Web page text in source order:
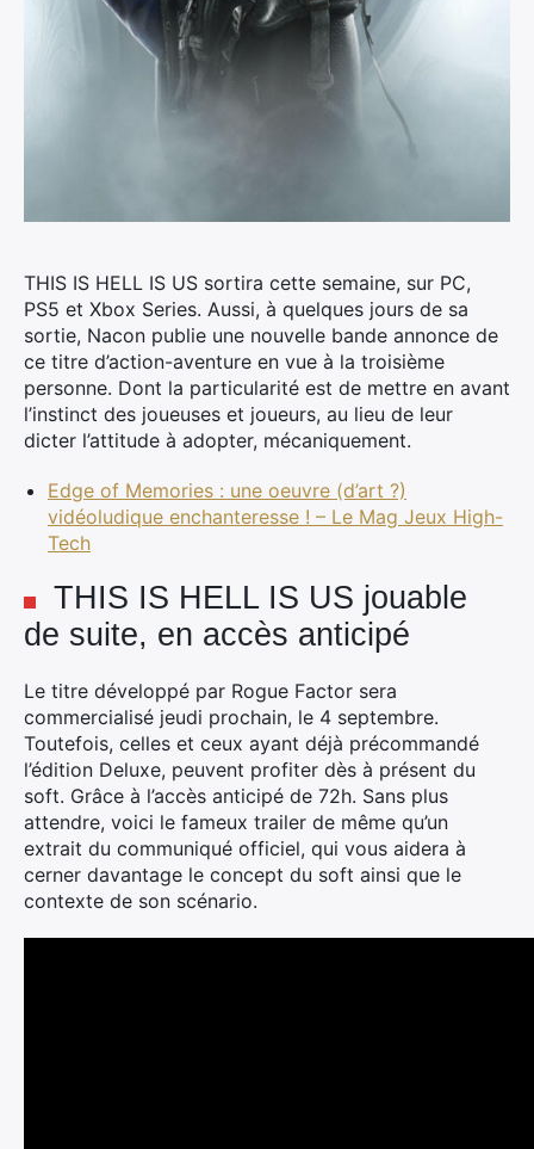
THIS IS HELL IS US sortira cette semaine, sur PC,
PS5 et Xbox Series. Aussi, à quelques jours de sa
sortie, Nacon publie une nouvelle bande annonce de
ce titre d’action-aventure en vue à la troisième
personne. Dont la particularité est de mettre en avant
l’instinct des joueuses et joueurs, au lieu de leur
dicter l’attitude à adopter, mécaniquement.
Edge of Memories : une oeuvre (d’art ?)
vidéoludique enchanteresse ! – Le Mag Jeux High-
Tech
THIS IS HELL IS US jouable
de suite, en accès anticipé
Le titre développé par Rogue Factor sera
commercialisé jeudi prochain, le 4 septembre.
Toutefois, celles et ceux ayant déjà précommandé
l’édition Deluxe, peuvent profiter dès à présent du
soft. Grâce à l’accès anticipé de 72h. Sans plus
attendre, voici le fameux trailer de même qu’un
extrait du communiqué officiel, qui vous aidera à
cerner davantage le concept du soft ainsi que le
contexte de son scénario.